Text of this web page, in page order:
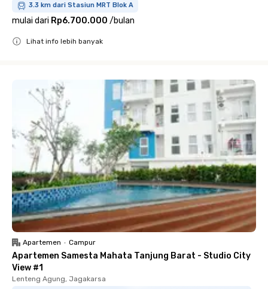
3.3 km dari Stasiun MRT Blok A
mulai dari Rp6.700.000 /bulan
Lihat info lebih banyak
Apartemen • Campur
Apartemen Samesta Mahata Tanjung Barat - Studio City
View #1
Lenteng Agung, Jagakarsa